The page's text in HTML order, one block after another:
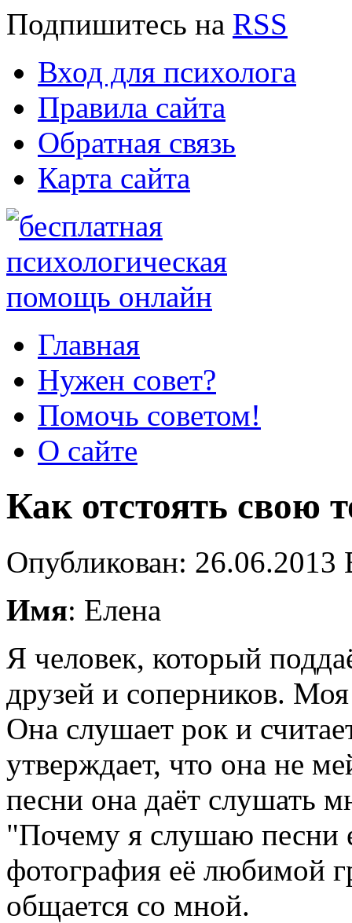
Подпишитесь на RSS
Вход для психолога
Правила сайта
Обратная связь
Карта сайта
Главная
Нужен совет?
Помочь советом!
О сайте
Как отстоять свою
Опубликован:
Имя: Елена
Я человек, который
друзей и соперников.
Она слушает рок и
утверждает, что она не
песни она даёт слушать
"Почему я слушаю песни
фотография её любимой
общается со мной.